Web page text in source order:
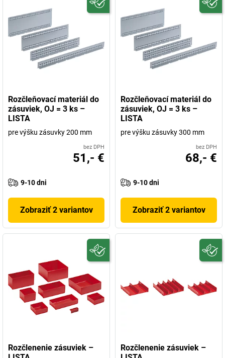
Rozčleňovací materiál do
zásuviek, OJ = 3 ks –
LISTA
pre výšku zásuvky 200 mm
bez DPH
51,- €
9-10 dni
Zobraziť 2 variantov
Rozčleňovací materiál do
zásuviek, OJ = 3 ks –
LISTA
pre výšku zásuvky 300 mm
bez DPH
68,- €
9-10 dni
Zobraziť 2 variantov
Rozčlenenie zásuviek –
Rozčlenenie zásuviek –